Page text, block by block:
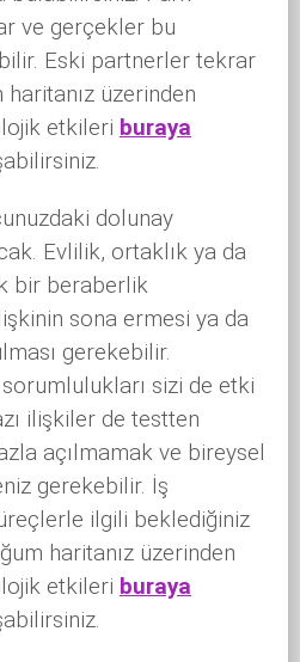
ve gerçekler bu
Eski partnerler tekrar
üzerinden
etkileri buraya
dolunay
Evlilik, ortaklık ya da
bir beraberlik
sona ermesi ya da
gerekebilir.
sizi de etki
ilişkiler de testten
açılmamak ve bireysel
gerekebilir. İş
ilgili beklediğiniz
haritanız üzerinden
etkileri buraya